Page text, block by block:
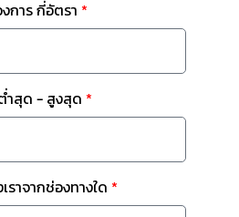
การ กี่อัตรา
ำสุด - สูงสุด
ราจากช่องทางใด